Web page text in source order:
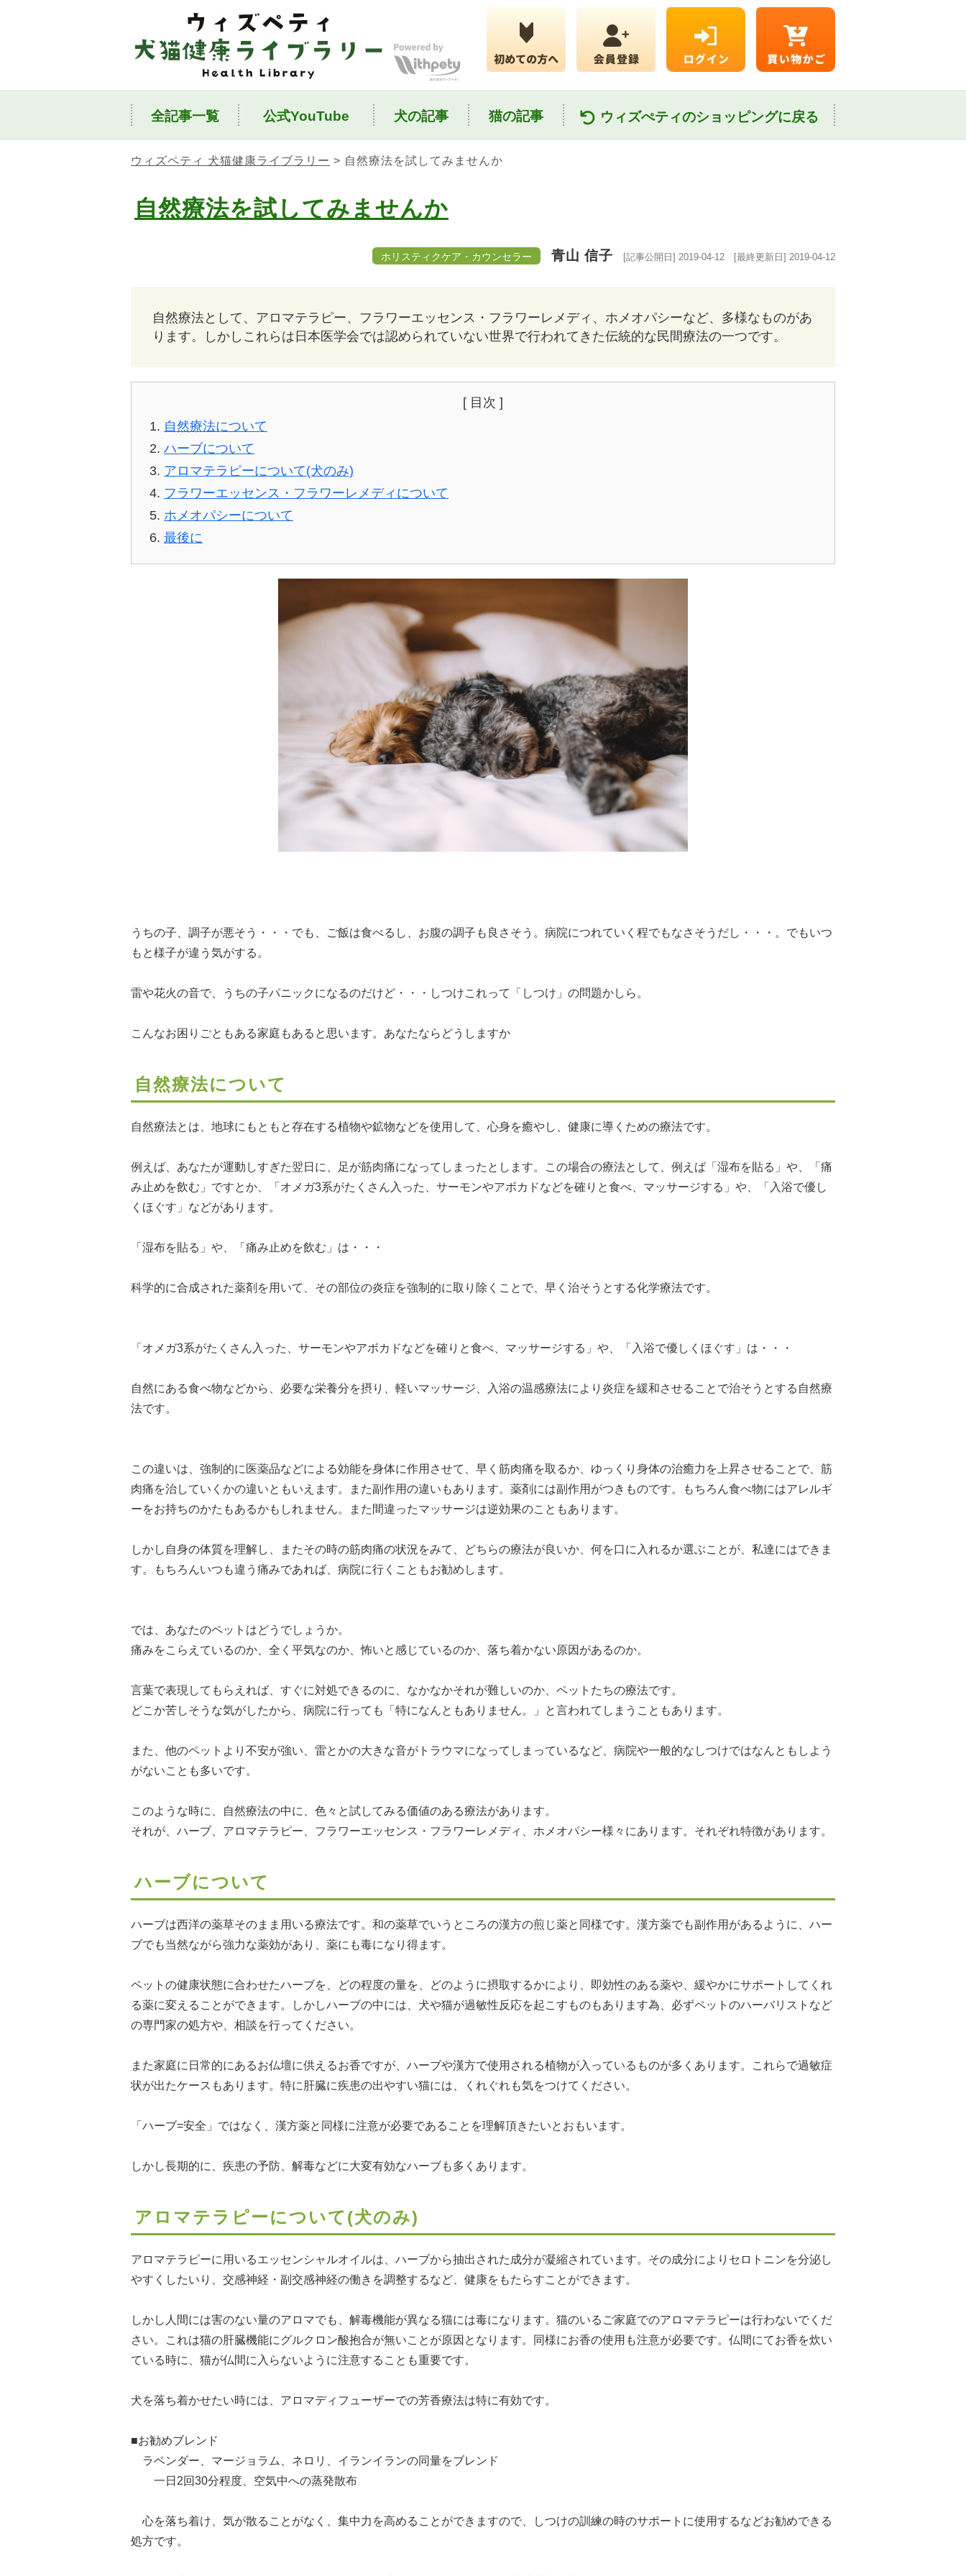
全記事一覧 公式YouTube 犬の記事 猫の記事 ウィズぺティのショッピングに戻る
ウィズペティ 犬猫健康ライブラリー > 自然療法を試してみませんか
自然療法を試してみませんか
ホリスティクケア・カウンセラー 青山 信子 [記事公開日] 2019-04-12 [最終更新日] 2019-04-12
自然療法として、アロマテラピー、フラワーエッセンス・フラワーレメディ、ホメオパシーなど、多様なものがあ
ります。しかしこれらは日本医学会では認められていない世界で行われてきた伝統的な民間療法の一つです。
[ 目次 ]
自然療法について
ハーブについて
アロマテラピーについて(犬のみ)
フラワーエッセンス・フラワーレメディについて
ホメオパシーについて
最後に
うちの子、調子が悪そう・・・でも、ご飯は食べるし、お腹の調子も良さそう。病院につれていく程でもなさそうだし・・・。でもいつ
もと様子が違う気がする。
雷や花火の音で、うちの子パニックになるのだけど・・・しつけこれって「しつけ」の問題かしら。
こんなお困りごともある家庭もあると思います。あなたならどうしますか
自然療法について
自然療法とは、地球にもともと存在する植物や鉱物などを使用して、心身を癒やし、健康に導くための療法です。
例えば、あなたが運動しすぎた翌日に、足が筋肉痛になってしまったとします。この場合の療法として、例えば「湿布を貼る」や、「痛
み止めを飲む」ですとか、「オメガ3系がたくさん入った、サーモンやアボカドなどを確りと食べ、マッサージする」や、「入浴で優し
くほぐす」などがあります。
「湿布を貼る」や、「痛み止めを飲む」は・・・
科学的に合成された薬剤を用いて、その部位の炎症を強制的に取り除くことで、早く治そうとする化学療法です。
「オメガ3系がたくさん入った、サーモンやアボカドなどを確りと食べ、マッサージする」や、「入浴で優しくほぐす」は・・・
自然にある食べ物などから、必要な栄養分を摂り、軽いマッサージ、入浴の温感療法により炎症を緩和させることで治そうとする自然療
法です。
この違いは、強制的に医薬品などによる効能を身体に作用させて、早く筋肉痛を取るか、ゆっくり身体の治癒力を上昇させることで、筋
肉痛を治していくかの違いともいえます。また副作用の違いもあります。薬剤には副作用がつきものです。もちろん食べ物にはアレルギ
ーをお持ちのかたもあるかもしれません。また間違ったマッサージは逆効果のこともあります。
しかし自身の体質を理解し、またその時の筋肉痛の状況をみて、どちらの療法が良いか、何を口に入れるか選ぶことが、私達にはできま
す。もちろんいつも違う痛みであれば、病院に行くこともお勧めします。
では、あなたのペットはどうでしょうか。
痛みをこらえているのか、全く平気なのか、怖いと感じているのか、落ち着かない原因があるのか。
言葉で表現してもらえれば、すぐに対処できるのに、なかなかそれが難しいのか、ペットたちの療法です。
どこか苦しそうな気がしたから、病院に行っても「特になんともありません。」と言われてしまうこともあります。
また、他のペットより不安が強い、雷とかの大きな音がトラウマになってしまっているなど、病院や一般的なしつけではなんともしよう
がないことも多いです。
このような時に、自然療法の中に、色々と試してみる価値のある療法があります。
それが、ハーブ、アロマテラピー、フラワーエッセンス・フラワーレメディ、ホメオパシー様々にあります。それぞれ特徴があります。
ハーブについて
ハーブは西洋の薬草そのまま用いる療法です。和の薬草でいうところの漢方の煎じ薬と同様です。漢方薬でも副作用があるように、ハー
ブでも当然ながら強力な薬効があり、薬にも毒になり得ます。
ペットの健康状態に合わせたハーブを、どの程度の量を、どのように摂取するかにより、即効性のある薬や、緩やかにサポートしてくれ
る薬に変えることができます。しかしハーブの中には、犬や猫が過敏性反応を起こすものもあります為、必ずペットのハーバリストなど
の専門家の処方や、相談を行ってください。
また家庭に日常的にあるお仏壇に供えるお香ですが、ハーブや漢方で使用される植物が入っているものが多くあります。これらで過敏症
状が出たケースもあります。特に肝臓に疾患の出やすい猫には、くれぐれも気をつけてください。
「ハーブ=安全」ではなく、漢方薬と同様に注意が必要であることを理解頂きたいとおもいます。
しかし長期的に、疾患の予防、解毒などに大変有効なハーブも多くあります。
アロマテラピーについて(犬のみ)
アロマテラピーに用いるエッセンシャルオイルは、ハーブから抽出された成分が凝縮されています。その成分によりセロトニンを分泌し
やすくしたいり、交感神経・副交感神経の働きを調整するなど、健康をもたらすことができます。
しかし人間には害のない量のアロマでも、解毒機能が異なる猫には毒になります。猫のいるご家庭でのアロマテラピーは行わないでくだ
さい。これは猫の肝臓機能にグルクロン酸抱合が無いことが原因となります。同様にお香の使用も注意が必要です。仏間にてお香を炊い
ている時に、猫が仏間に入らないように注意することも重要です。
犬を落ち着かせたい時には、アロマディフューザーでの芳香療法は特に有効です。
■お勧めブレンド
ラベンダー、マージョラム、ネロリ、イランイランの同量をブレンド
一日2回30分程度、空気中への蒸発散布
心を落ち着け、気が散ることがなく、集中力を高めることができますので、しつけの訓練の時のサポートに使用するなどお勧めできる
処方です。